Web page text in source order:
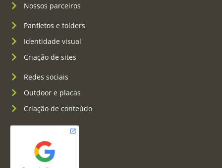
Nossos parceiros
Panfletos e folders
Identidade visual
Criação de sites
Redes sociais
Outdoor e placas
Criação de conteúdo